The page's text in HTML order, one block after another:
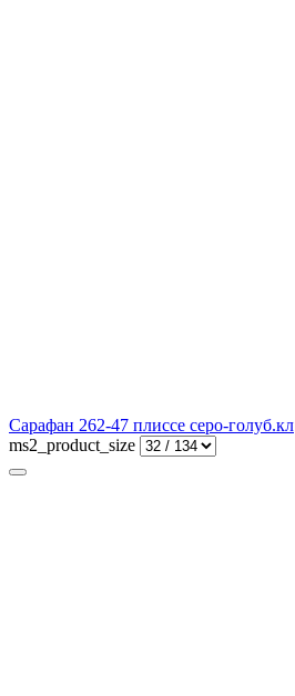
Сарафан 262-47 плиссе серо-голуб.кл
ms2_product_size